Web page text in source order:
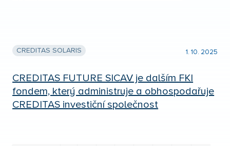
CREDITAS SOLARIS 1. 10. 2025
CREDITAS FUTURE SICAV je dalším FKI
fondem, který administruje a obhospodařuje
CREDITAS investiční společnost